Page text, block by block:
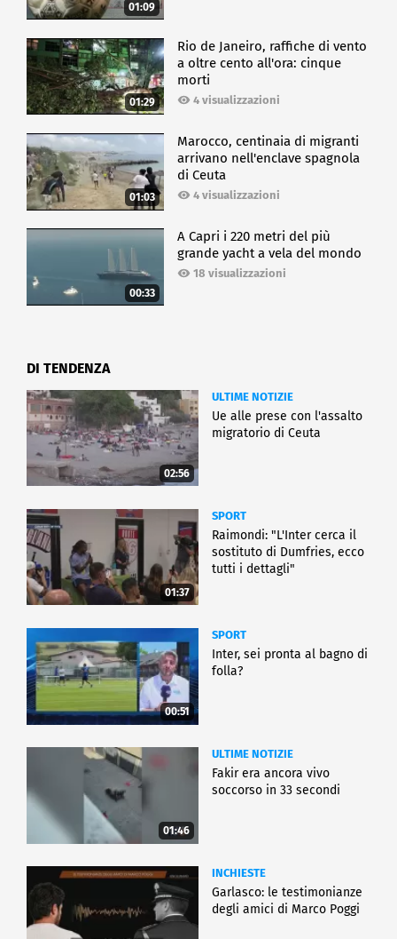
01:09
01:29
Rio de Janeiro, raffiche di vento
a oltre cento all'ora: cinque
morti
4 visualizzazioni
01:03
Marocco, centinaia di migranti
arrivano nell'enclave spagnola
di Ceuta
4 visualizzazioni
00:33
A Capri i 220 metri del più
grande yacht a vela del mondo
18 visualizzazioni
DI TENDENZA
02:56
ULTIME NOTIZIE
Ue alle prese con l'assalto
migratorio di Ceuta
01:37
SPORT
Raimondi: "L'Inter cerca il
sostituto di Dumfries, ecco
tutti i dettagli"
00:51
SPORT
Inter, sei pronta al bagno di
folla?
01:46
ULTIME NOTIZIE
Fakir era ancora vivo
soccorso in 33 secondi
INCHIESTE
Garlasco: le testimonianze
degli amici di Marco Poggi